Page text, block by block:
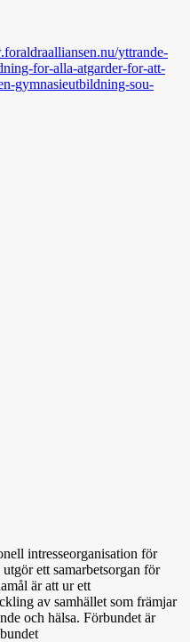
yttrande-
for-alla-atgarder-for-att-
gymnasieutbildning-sou-
intresseorganisation för
ett samarbetsorgan för
är att ur ett
av samhället som främjar
och hälsa. Förbundet är